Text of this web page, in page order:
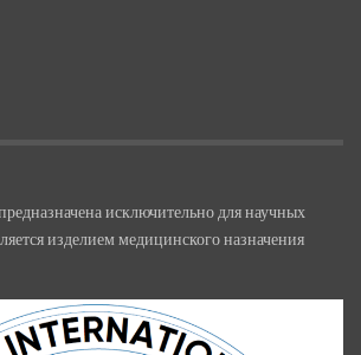
исключительно для научных
изделием медицинского назначения